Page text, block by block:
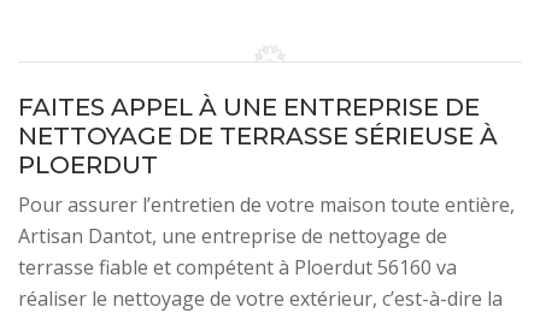
FAITES APPEL À UNE ENTREPRISE DE
NETTOYAGE DE TERRASSE SÉRIEUSE À
PLOERDUT
Pour assurer l’entretien de votre maison toute entière,
Artisan Dantot, une entreprise de nettoyage de
terrasse fiable et compétent à Ploerdut 56160 va
réaliser le nettoyage de votre extérieur, c’est-à-dire la